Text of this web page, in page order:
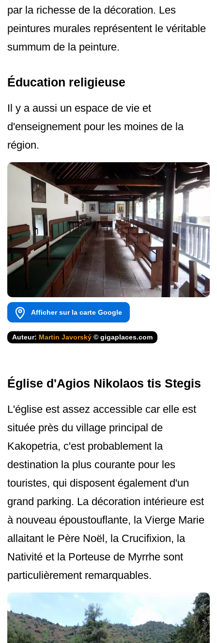
par la richesse de la décoration. Les
peintures murales représentent le véritable
summum de la peinture.
Éducation religieuse
Il y a aussi un espace de vie et
d'enseignement pour les moines de la
région.
Afficher sur la carte Google
Auteur: Martin Javorský © gigaplaces.com
Église d'Agios Nikolaos tis Stegis
L'église est assez accessible car elle est
située près du village principal de
Kakopetria, c'est probablement la
destination la plus courante pour les
touristes, qui disposent également d'un
grand parking. La décoration intérieure est
à nouveau époustouflante, la Vierge Marie
allaitant le Père Noël, la Crucifixion, la
Nativité et la Porteuse de Myrrhe sont
particulièrement remarquables.